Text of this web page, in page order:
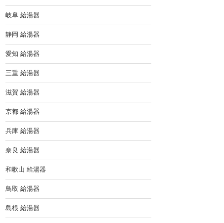
岐阜 給湯器
静岡 給湯器
愛知 給湯器
三重 給湯器
滋賀 給湯器
京都 給湯器
兵庫 給湯器
奈良 給湯器
和歌山 給湯器
鳥取 給湯器
島根 給湯器